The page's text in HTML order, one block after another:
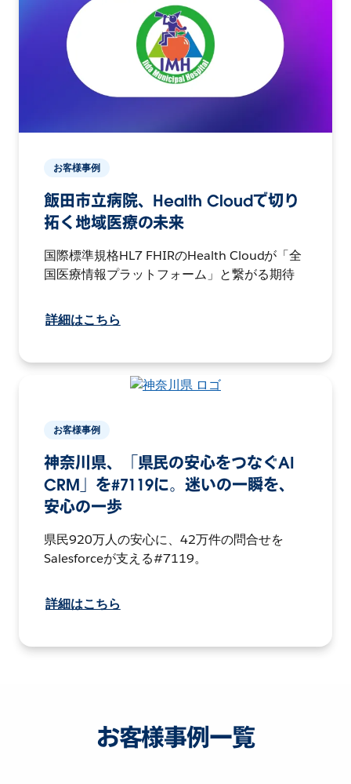
お客様事例
飯田市立病院、Health Cloudで切り
拓く地域医療の未来
国際標準規格HL7 FHIRのHealth Cloudが「全
国医療情報プラットフォーム」と繋がる期待
詳細はこちら
お客様事例
神奈川県、「県民の安心をつなぐAI
CRM」を#7119に。迷いの一瞬を、
安心の一歩
県民920万人の安心に、42万件の問合せを
Salesforceが支える#7119。
詳細はこちら
お客様事例一覧